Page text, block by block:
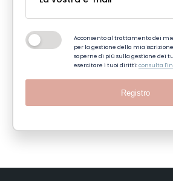
Acconsento al trattamento dei
per la gestione della mia
saperne di più sulla gestione dei
esercitare i tuoi diritti:consulta
Registro